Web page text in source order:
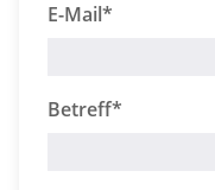
E-Mail*
Betreff*